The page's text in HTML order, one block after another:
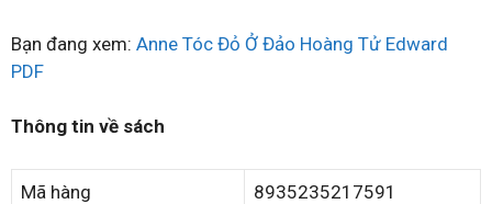
Bạn đang xem: Anne Tóc Đỏ Ở Đảo Hoàng Tử Edward
PDF
Thông tin về sách
Mã hàng 8935235217591